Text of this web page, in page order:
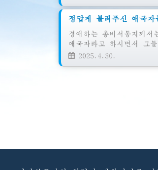
정답게 불러주신 애국자
경애하는 총비서동지께서
애국자라고 하시면서 그
2025.4.30.